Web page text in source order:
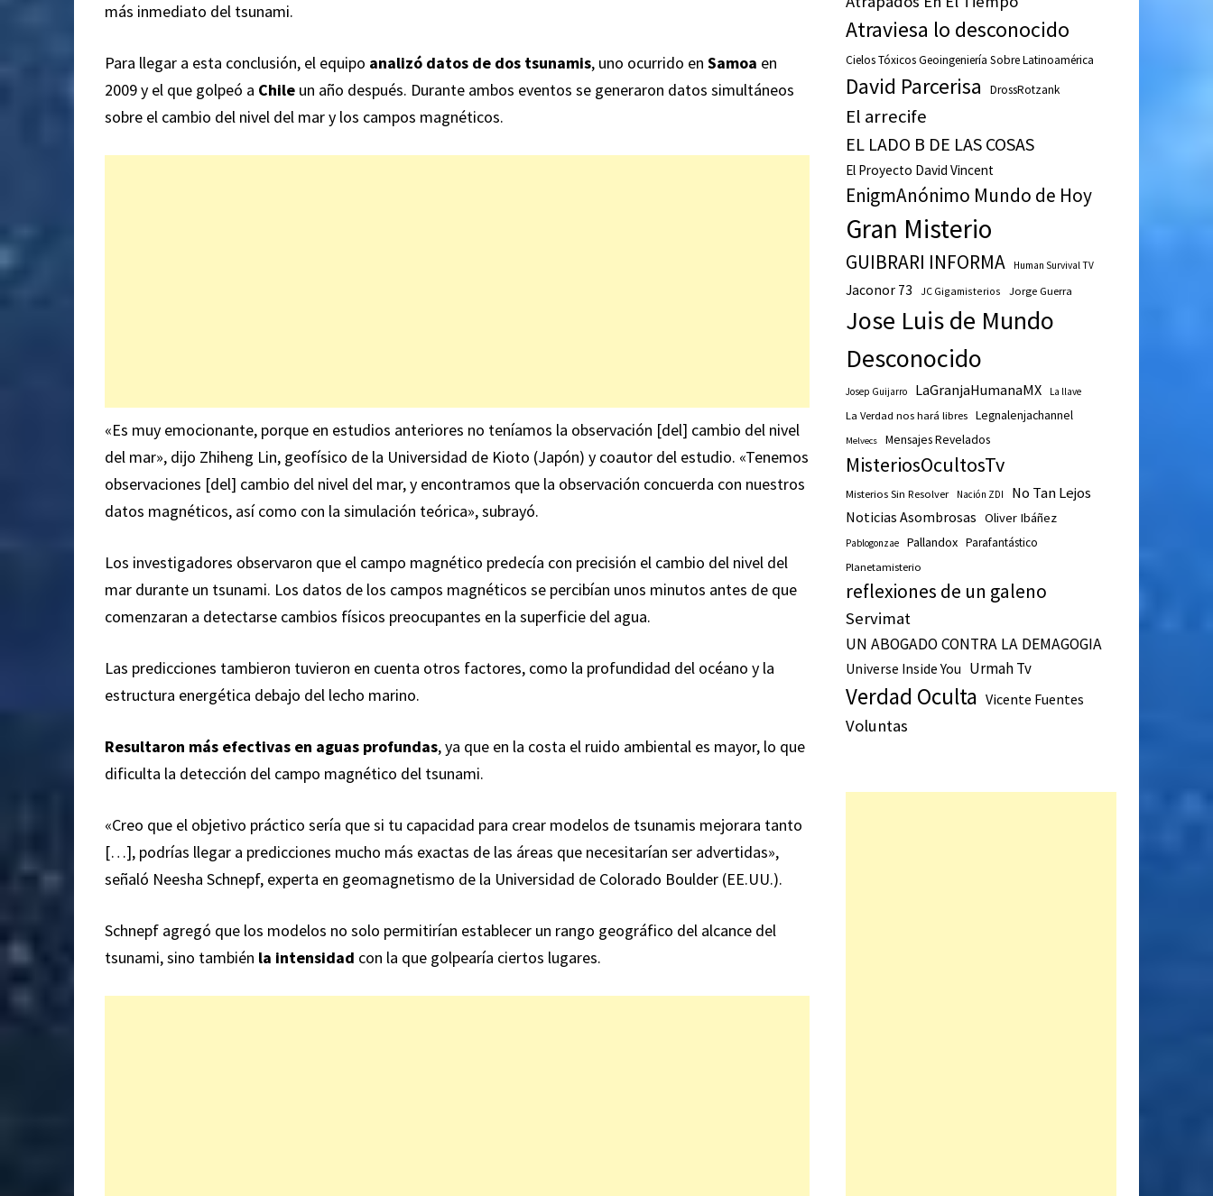
más inmediato del tsunami.
Para llegar a esta conclusión, el equipo analizó datos de dos tsunamis, uno ocurrido en Samoa en
2009 y el que golpeó a Chileun año después. Durante ambos eventos se generaron datos simultáneos
sobre el cambio del nivel del mar y los campos magnéticos.
«Es muy emocionante, porque en estudios anteriores no teníamos la observación [del] cambio del nivel
del mar», dijo Zhiheng Lin, geofísico de la Universidad de Kioto (Japón) y coautor del estudio. «Tenemos
observaciones [del] cambio del nivel del mar, y encontramos que la observación concuerda con nuestros
datos magnéticos, así como con la simulación teórica», subrayó.
Los investigadores observaron que el campo magnético predecía con precisión el cambio del nivel del
mar durante un tsunami. Los datos de los campos magnéticos se percibían unos minutos antes de que
comenzaran a detectarse cambios físicos preocupantes en la superficie del agua.
Las predicciones tambieron tuvieron en cuenta otros factores, como la profundidad del océano y la
estructura energética debajo del lecho marino.
Resultaron más efectivas en aguas profundas, ya que en la costa el ruido ambiental es mayor, lo que
dificulta la detección del campo magnético del tsunami.
«Creo que el objetivo práctico sería que si tu capacidad para crear modelos de tsunamis mejorara tanto
[…], podrías llegar a predicciones mucho más exactas de las áreas que necesitarían ser advertidas»,
señaló Neesha Schnepf, experta en geomagnetismo de la Universidad de Colorado Boulder (EE.UU.).
Schnepf agregó que los modelos no solo permitirían establecer un rango geográfico del alcance del
tsunami, sino también la intensidad con la que golpearía ciertos lugares.
Atraviesa lo desconocido
Cielos Tóxicos Geoingeniería Sobre Latinoamérica
David Parcerisa DrossRotzank
El arrecife
EL LADO B DE LAS COSAS
El Proyecto David Vincent
EnigmAnónimo Mundo de Hoy
Gran Misterio
GUIBRARI INFORMA Human Survival TV
Jaconor 73 JC Gigamisterios Jorge Guerra
Jose Luis de Mundo
Desconocido
Josep Guijarro LaGranjaHumanaMX La llave
La Verdad nos hará libres Legnalenjachannel
Melvecs Mensajes Revelados
MisteriosOcultosTv
Misterios Sin Resolver Nación ZDI No Tan Lejos
Noticias Asombrosas Oliver Ibáñez
Pablogonzae Pallandox Parafantástico
Planetamisterio
reflexiones de un galeno
Servimat
UN ABOGADO CONTRA LA DEMAGOGIA
Universe Inside You Urmah Tv
Verdad Oculta Vicente Fuentes
Voluntas